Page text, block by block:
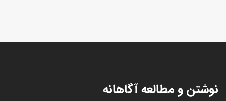
نوشتن و مطالعه آگاهانه